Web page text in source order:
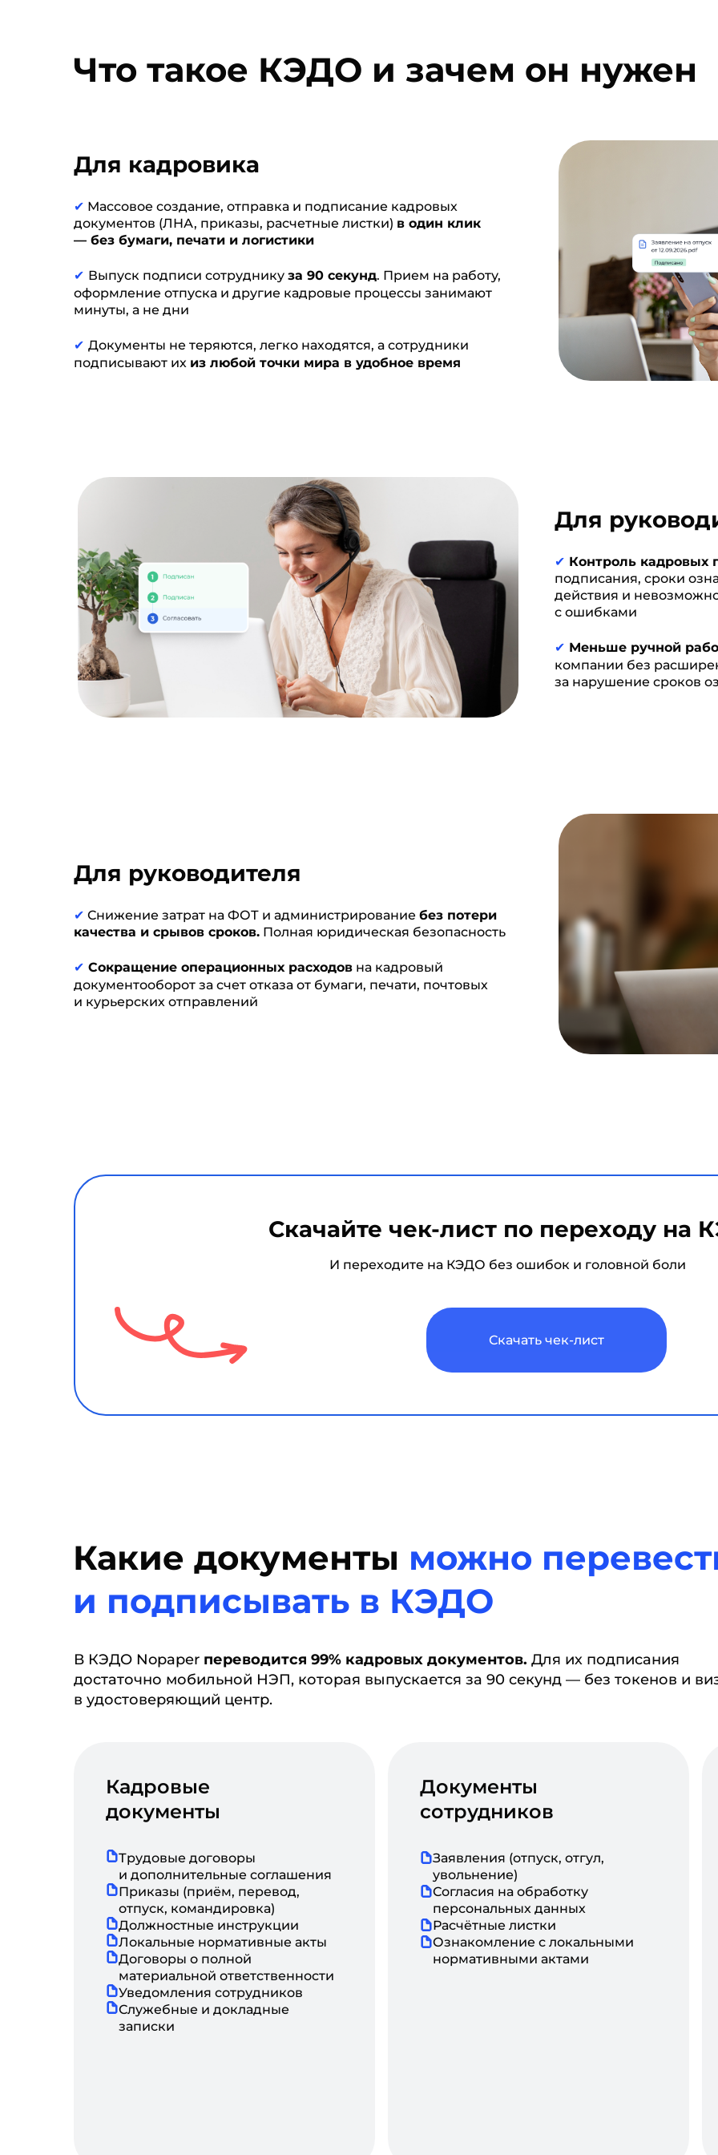
Что такое КЭДО и зачем он нужен
Для кадровика
✔ Массовое создание, отправка и подписание кадровых
документов (ЛНА, приказы, расчетные листки) в один клик
— без бумаги, печати и логистики
✔ Выпуск подписи сотруднику за 90 секунд. Прием на работу,
оформление отпуска и другие кадровые процессы занимают
минуты, а не дни
✔ Документы не теряются, легко находятся, а сотрудники
подписывают их из любой точки мира в удобное время
Для
✔ Контроль кадровых
подписания, сроки
действия и
с ошибками
✔ Меньше ручной
компании без
за нарушение сроков
Для руководителя
✔ Снижение затрат на ФОТ и администрирование без потери
качества и срывов сроков. Полная юридическая безопасность
✔ Сокращение операционных расходов на кадровый
документооборот за счет отказа от бумаги, печати, почтовых
и курьерских отправлений
И переходите на КЭДО без ошибок и головной боли
Скачайте чек-лист по переходу на
Скачать чек-лист
Какие документы можно
и подписывать в КЭДО
В КЭДО Nopaper переводится 99% кадровых документов. Для их подписания
достаточно мобильной НЭП, которая выпускается за 90 секунд — без токенов и
в удостоверяющий центр.
Документы
сотрудников
Заявления (отпуск, отгул,
увольнение)
Согласия на обработку
персональных данных
Расчётные листки
Ознакомление с локальными
нормативными актами
Кадровые
документы
Трудовые договоры
и дополнительные соглашения
Приказы (приём, перевод,
отпуск, командировка)
Должностные инструкции
Локальные нормативные акты
Договоры о полной
материальной ответственности
Уведомления сотрудников
Служебные и докладные
записки